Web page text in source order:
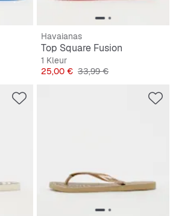
Havaianas
Top Square Fusion
1 Kleur
Prijs
25,00 € Originele Prijs
33,99 €